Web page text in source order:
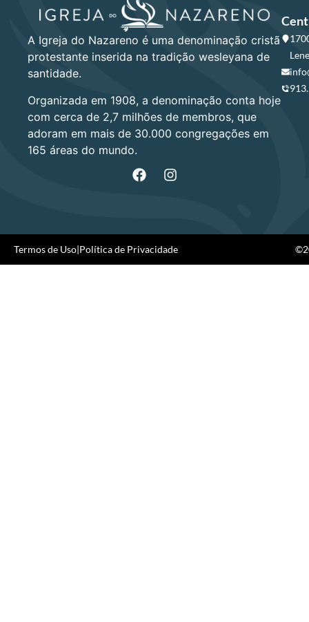
A Igreja do Nazareno é uma denominação cristã
protestante inserida na tradição wesleyana de
santidade.
Organizada em 1908, a denominação conta hoje
com cerca de 2,7 milhões de membros, que
adoram em mais de 30.000 congregações em
165 áreas do mundo.
Termos de Uso|Política de Privacidade